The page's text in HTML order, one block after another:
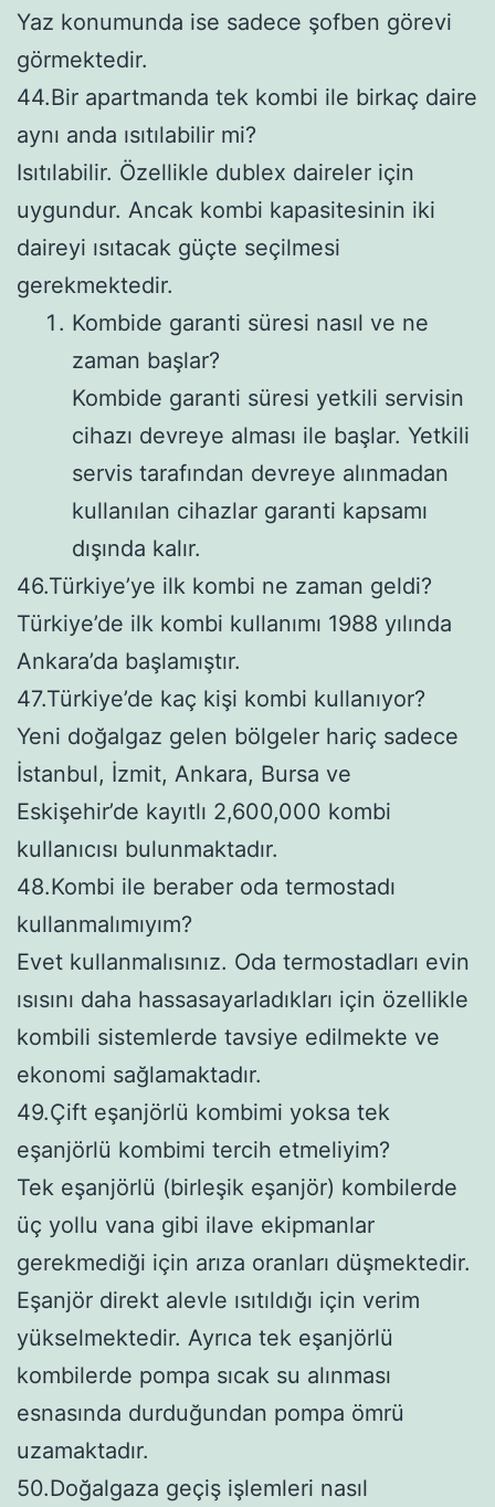
Yaz konumunda ise sadece şofben görevi
görmektedir.
44.Bir apartmanda tek kombi ile birkaç daire
aynı anda ısıtılabilir mi?
Isıtılabilir. Özellikle dublex daireler için
uygundur. Ancak kombi kapasitesinin iki
daireyi ısıtacak güçte seçilmesi
gerekmektedir.
Kombide garanti süresi nasıl ve ne
zaman başlar?
Kombide garanti süresi yetkili servisin
cihazı devreye alması ile başlar. Yetkili
servis tarafından devreye alınmadan
kullanılan cihazlar garanti kapsamı
dışında kalır.
46.Türkiye’ye ilk kombi ne zaman geldi?
Türkiye’de ilk kombi kullanımı 1988 yılında
Ankara’da başlamıştır.
47.Türkiye’de kaç kişi kombi kullanıyor?
Yeni doğalgaz gelen bölgeler hariç sadece
İstanbul, İzmit, Ankara, Bursa ve
Eskişehir’de kayıtlı 2,600,000 kombi
kullanıcısı bulunmaktadır.
48.Kombi ile beraber oda termostadı
kullanmalımıyım?
Evet kullanmalısınız. Oda termostadları evin
ısısını daha hassasayarladıkları için özellikle
kombili sistemlerde tavsiye edilmekte ve
ekonomi sağlamaktadır.
49.Çift eşanjörlü kombimi yoksa tek
eşanjörlü kombimi tercih etmeliyim?
Tek eşanjörlü (birleşik eşanjör) kombilerde
üç yollu vana gibi ilave ekipmanlar
gerekmediği için arıza oranları düşmektedir.
Eşanjör direkt alevle ısıtıldığı için verim
yükselmektedir. Ayrıca tek eşanjörlü
kombilerde pompa sıcak su alınması
esnasında durduğundan pompa ömrü
uzamaktadır.
50.Doğalgaza geçiş işlemleri nasıl